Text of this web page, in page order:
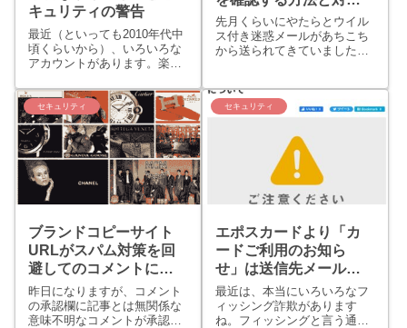
キュリティの警告
最近（といっても2010年代中
頃くらいから）、いろいろな
アカウントがあります。楽
Amazon、各々アフィリエイ
トサービスプロバイダー
（ASP）、アプリケーション
サービスプロバイダー
（ASP）のアカウント...
方法
先月くらいにやたらとウイル
ス付き迷惑メールがあちこち
から送られてきていました。
えば最近スパムメールとして
Gmailで迷惑メールとして振
ったなぁ…。と思っていまし
セキュリティ
ブランドコピーサイト
URLがスパム対策を回
避してのコメントに注
意！！
昨日になりますが、コメント
の承認欄に記事とは無関係な
意味不明なコメントが承認要
セキュリティ
エポスカードより「カ
ードご利用のお知ら
せ」は送信先メールア
ドレス確認を。フィッ
シング詐欺メール
最近は、本当にいろいろなフ
ィッシング詐欺があります
ね。フィッシングと言う通り